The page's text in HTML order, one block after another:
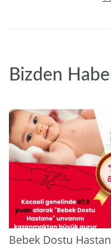
Bizden
Bebek Dostu